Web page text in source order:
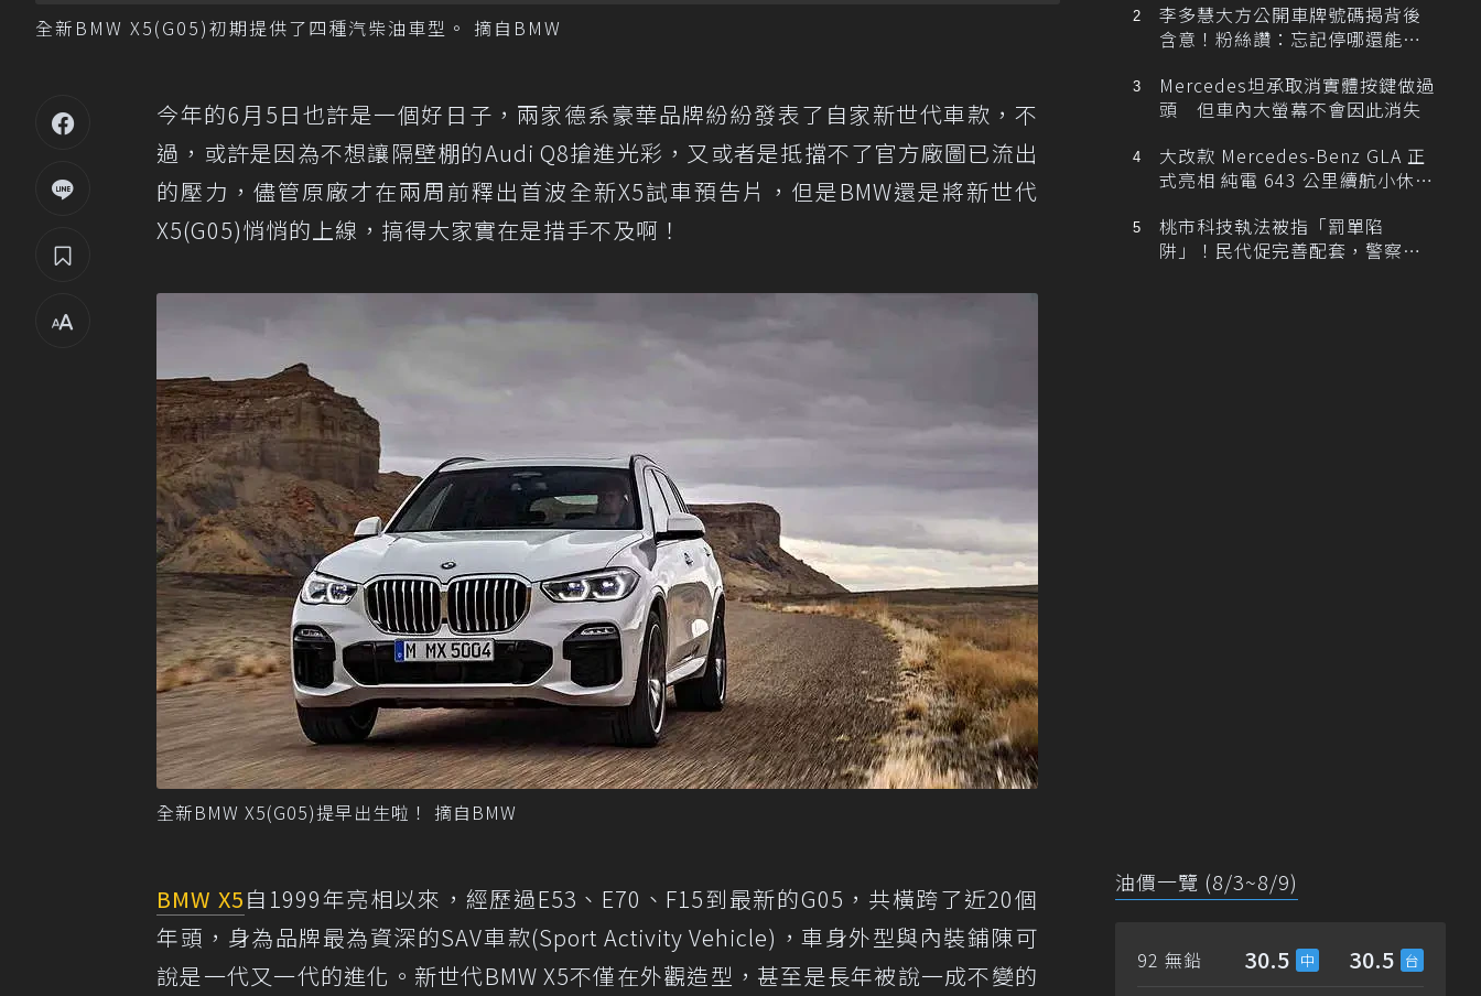
全新BMW X5(G05)初期提供了四種汽柴油車型。 摘自BMW
今年的6月5日也許是一個好日子，兩家德系豪華品牌紛紛發表了自家新世代車款，不
過，或許是因為不想讓隔壁棚的Audi Q8搶進光彩，又或者是抵擋不了官方廠圖已流出
的壓力，儘管原廠才在兩周前釋出首波全新X5試車預告片，但是BMW還是將新世代
X5(G05)悄悄的上線，搞得大家實在是措手不及啊！
全新BMW X5(G05)提早出生啦！ 摘自BMW
BMW X5自1999年亮相以來，經歷過E53、E70、F15到最新的G05，共橫跨了近20個
年頭，身為品牌最為資深的SAV車款(Sport Activity Vehicle)，車身外型與內裝鋪陳可
說是一代又一代的進化。新世代BMW X5不僅在外觀造型，甚至是長年被說一成不變的
李多慧大方公開車牌號碼揭背後
含意！粉絲讚：忘記停哪還能幫
Mercedes坦承取消實體按鍵做過
頭 但車內大螢幕不會因此消失
大改款 Mercedes-Benz GLA 正
式亮相 純電 643 公里續航小休
桃市科技執法被指「罰單陷
阱」！民代促完善配套，警察局
油價一覽 (8/3~8/9)
92 無鉛 30.5 30.5